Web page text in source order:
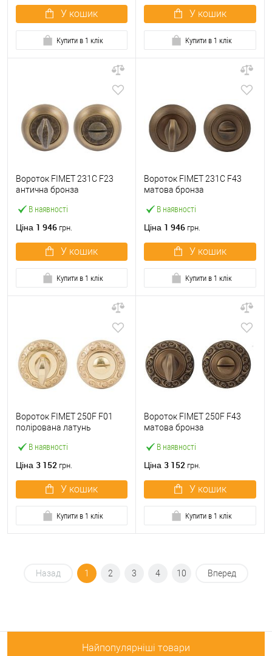
У кошик
Купити в 1 клік
У кошик
Купити в 1 клік
В наявності
Вороток FIMET 231C F23
антична бронза
Ціна 1 946 грн.
У кошик
Купити в 1 клік
В наявності
Вороток FIMET 231C F43
матова бронза
Ціна 1 946 грн.
У кошик
Купити в 1 клік
В наявності
Вороток FIMET 250F F01
полірована латунь
Ціна 3 152 грн.
У кошик
Купити в 1 клік
В наявності
Вороток FIMET 250F F43
матова бронза
Ціна 3 152 грн.
У кошик
Купити в 1 клік
Назад 1 2 3 4 10 Вперед
Найпопулярніші товари